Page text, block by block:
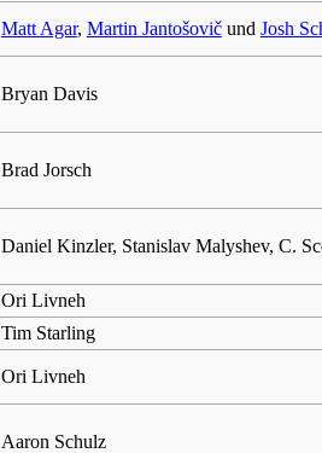
Matt Agar, Martin Jantošovičund Josh
Bryan Davis
Brad Jorsch
Daniel Kinzler, Stanislav Malyshev, C.
Ori Livneh
Tim Starling
Ori Livneh
Aaron Schulz